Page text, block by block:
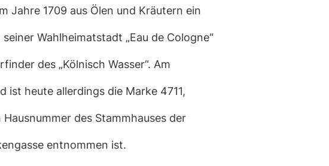
Jahre 1709 aus Ölen und Kräutern ein
Wahlheimatstadt „Eau de Cologne“
des „Kölnisch Wasser“. Am
ist heute allerdings die Marke 4711,
des Stammhauses der
entnommen ist.